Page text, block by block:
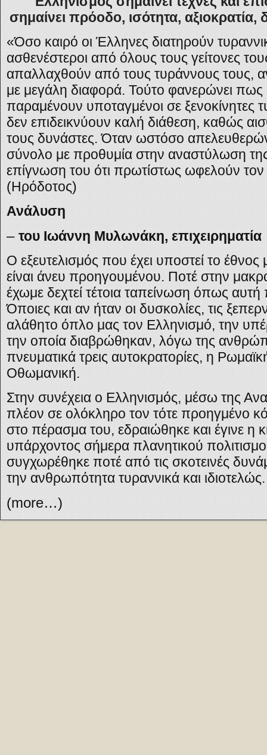
σημαίνει πρόοδο, ισότητα, αξιοκρατία,
«Όσο καιρό οι Έλληνες διατηρούν
ασθενέστεροι από όλους τους γείτονες
απαλλαχθούν από τους τυράννους τους,
με μεγάλη διαφορά. Τούτο φανερώνει πως
παραμένουν υποταγμένοι σε ξενοκίνητες
δεν επιδεικνύουν καλή διάθεση, καθώς
τους δυνάστες. Όταν ωστόσο
σύνολο με προθυμία στην αναστύλωση
επίγνωση του ότι πρωτίστως ωφελούν τον
(Ηρόδοτος)
Ανάλυση
– του Ιωάννη Μυλωνάκη, επιχειρηματία
Ο εξευτελισμός που έχει υποστεί το έθνος
είναι άνευ προηγουμένου. Ποτέ στην
έχωμε δεχτεί τέτοια ταπείνωση όπως
Όποιες και αν ήταν οι δυσκολίες, τις
αλάθητο όπλο μας τον Ελληνισμό, την
την οποία διαβρώθηκαν, λόγω της
πνευματικά τρεις αυτοκρατορίες, η
Οθωμανική.
Στην συνέχεια ο Ελληνισμός, μέσω της
πλέον σε ολόκληρο τον τότε προηγμένο
στο πέρασμα του, εδραιώθηκε και έγινε η
υπάρχοντος σήμερα πλανητικού
συγχωρέθηκε ποτέ από τις σκοτεινές
την ανθρωπότητα τυραννικά και ιδιοτελώς.
(more…)